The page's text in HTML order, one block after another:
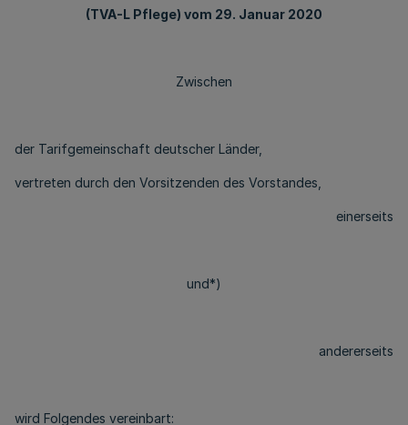
(TVA-L Pflege) vom 29. Januar 2020
Zwischen
der Tarifgemeinschaft deutscher Länder,
vertreten durch den Vorsitzenden des Vorstandes,
einerseits
und*)
andererseits
wird Folgendes vereinbart: